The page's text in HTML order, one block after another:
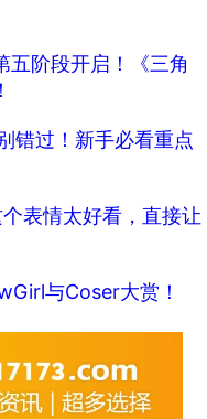
五阶段开启！《三角
错过！新手必看重点
表情太好看，直接让
与Coser大赏！